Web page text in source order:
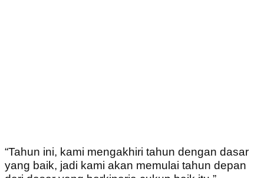
“Tahun ini, kami mengakhiri tahun dengan dasar
yang baik, jadi kami akan memulai tahun depan